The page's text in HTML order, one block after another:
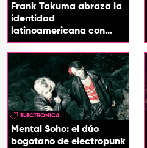
Frank Takuma abraza la
identidad
latinoamericana con
'InDios'
ELECTRONICA
Mental Soho: el dúo
bogotano de electropunk